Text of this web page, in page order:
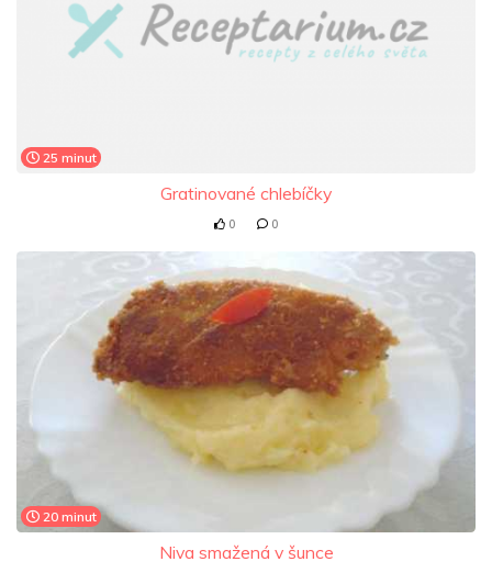
25 minut
Gratinované chlebíčky
0 0
20 minut
Niva smažená v šunce